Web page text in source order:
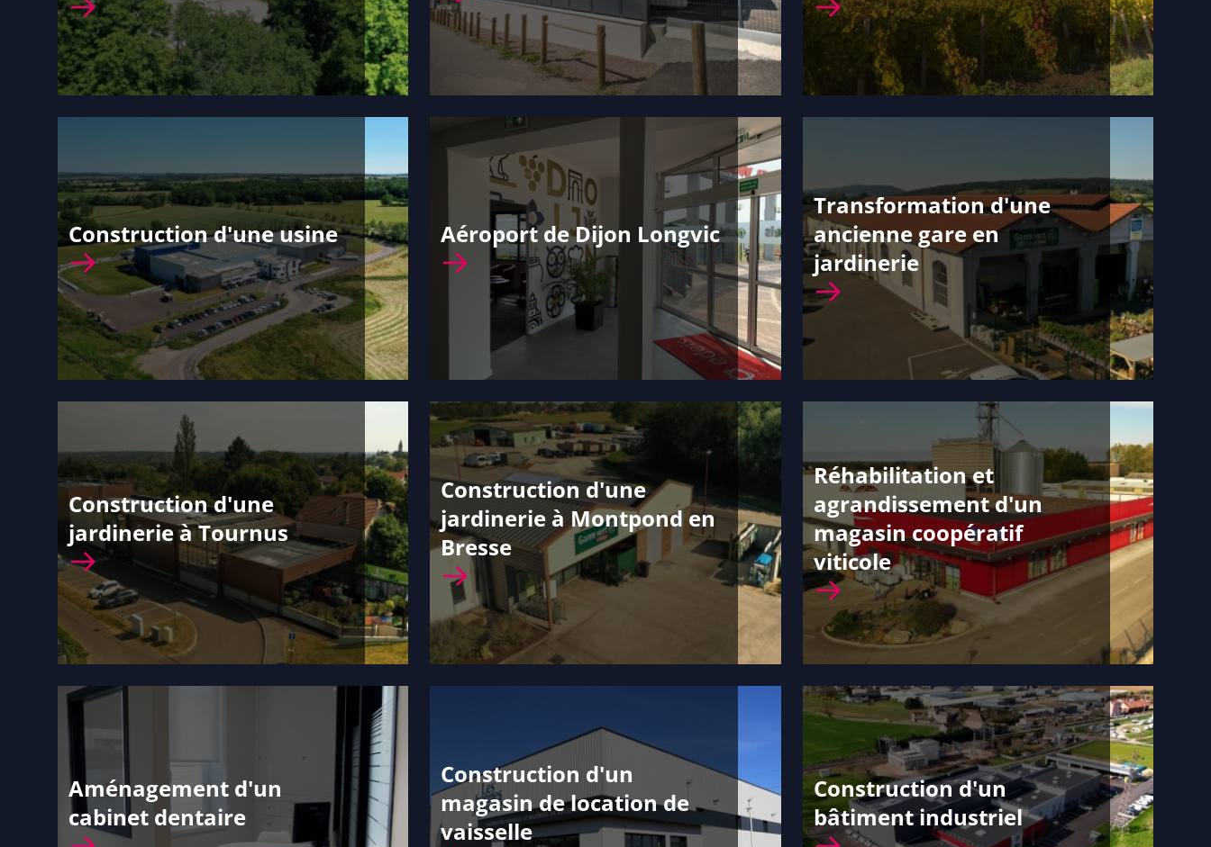
Construction d'une usine Aéroport de Dijon Longvic
Transformation d'une
ancienne gare en
jardinerie
Construction d'une
jardinerie à Tournus
Construction d'une
jardinerie à Montpond en
Bresse
Réhabilitation et
agrandissement d'un
magasin coopératif
viticole
Aménagement d'un
cabinet dentaire
Construction d'un
magasin de location de
vaisselle
Construction d'un
bâtiment industriel